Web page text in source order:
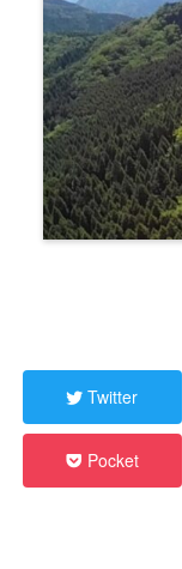
Twitter
Pocket